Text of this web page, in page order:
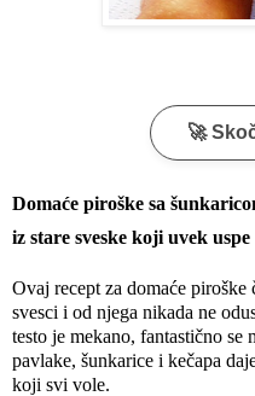
🚀
Domaće piroške sa
iz stare sveske koji uvek uspe
Ovaj recept za domaće piroške
svesci i od njega nikada ne
testo je mekano, fantastično
pavlake, šunkarice i kečapa
koji svi vole.